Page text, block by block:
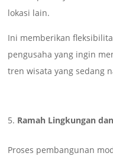
lokasi lain.
Ini memberikan
pengusaha yang ingin
tren wisata yang sedang
Ramah Lingkungan
Proses pembangunan